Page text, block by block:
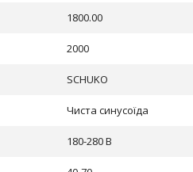
1800.00
2000
SCHUKO
Чиста синусоїда
180-280 В